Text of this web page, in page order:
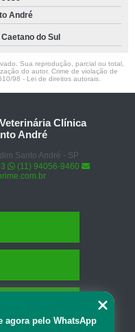
André
do Sul
Sua reprodução, parcial ou total,
do autor. Crime de violação de
98 - Lei de direitos autorais
Clínica
André
Santo André - SP
(11) 94056-9460
agora pelo WhatsApp